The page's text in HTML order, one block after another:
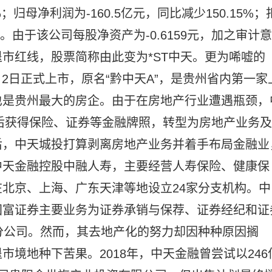
归母净利润为-160.5亿元，同比减少150.15%；
由于该公司每股净资产为-0.6159元，加之审计意
红线，股票简称由此变为*ST中天。更为唏嘘的
正式上市，原名“黔中天A”，是贵州省内第一家
贵州最大的房企。由于在房地产行业遭遇瓶颈，
得保险、证券等金融牌照，转型为房地产业务及
中天城投打算剥离房地产业务并着手布局金融业
金融控股中融人寿，主要经营人寿保险、健康保
京、上海、广东天津等地设立24家分支机构。中
证券主要业务为证券承销与保荐、证券经纪和证
司。然而，其去地产化的努力却因种种原因搁
境地种下苦果。2018年，中天金融曾尝试以246